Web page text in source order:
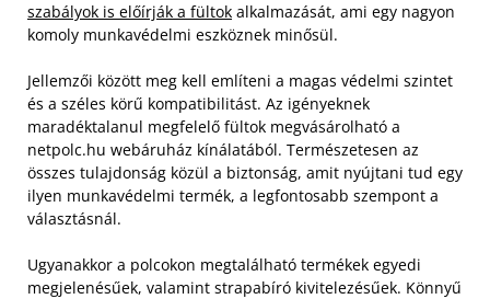
szabályok is előírják a fültok alkalmazását, ami egy nagyon
komoly munkavédelmi eszköznek minősül.
Jellemzői között meg kell említeni a magas védelmi szintet
és a széles körű kompatibilitást. Az igényeknek
maradéktalanul megfelelő fültok megvásárolható a
netpolc.hu webáruház kínálatából. Természetesen az
összes tulajdonság közül a biztonság, amit nyújtani tud egy
ilyen munkavédelmi termék, a legfontosabb szempont a
választásnál.
Ugyanakkor a polcokon megtalálható termékek egyedi
megjelenésűek, valamint strapabíró kivitelezésűek. Könnyű